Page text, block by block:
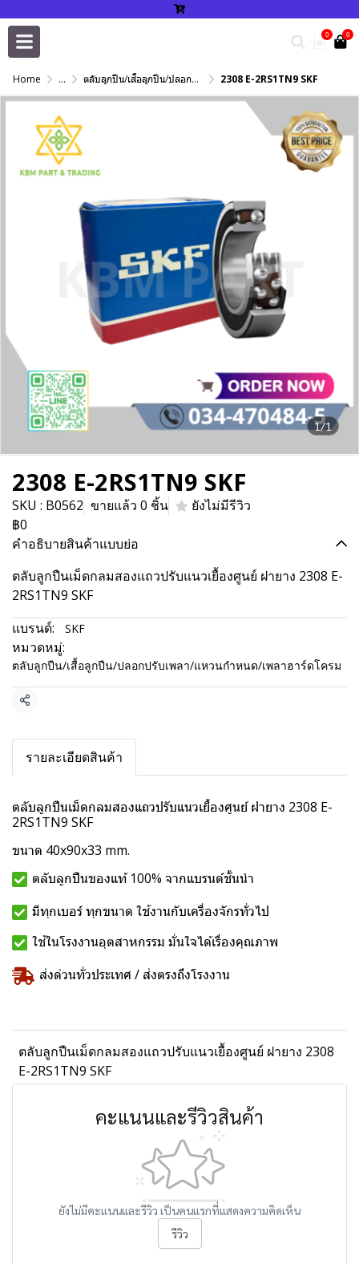
0 0
Home ... ตลับลูกปืน/เสื้อลูกปืน/ปลอกปรับเพลา/แหวนกำหนด/เพลาฮาร์ดโครม 2308 E-2RS1TN9 SKF
1/1
2308 E-2RS1TN9 SKF
SKU : B0562 ขายแล้ว 0 ชิ้น
ยังไม่มีรีวิว
฿0
คำอธิบายสินค้าแบบย่อ
ตลับลูกปืนเม็ดกลมสองแถวปรับแนวเยื้องศูนย์ ฝายาง 2308 E-
2RS1TN9 SKF
แบรนด์:
SKF
หมวดหมู่:
ตลับลูกปืน/เสื้อลูกปืน/ปลอกปรับเพลา/แหวนกำหนด/เพลาฮาร์ดโครม
แชร์
รายละเอียดสินค้า
ตลับลูกปืนเม็ดกลมสองแถวปรับแนวเยื้องศูนย์ ฝายาง 2308 E-
2RS1TN9 SKF
ขนาด 40x90x33 mm.
ตลับลูกปืนของแท้ 100% จากแบรนด์ชั้นนำ
มีทุกเบอร์ ทุกขนาด ใช้งานกับเครื่องจักรทั่วไป
ใช้ในโรงงานอุตสาหกรรม มั่นใจได้เรื่องคุณภาพ
ส่งด่วนทั่วประเทศ / ส่งตรงถึงโรงงาน
ตลับลูกปืนเม็ดกลมสองแถวปรับแนวเยื้องศูนย์ ฝายาง 2308
E-2RS1TN9 SKF
คะแนนและรีวิวสินค้า
ยังไม่มีคะแนนและรีวิว เป็นคนแรกที่แสดงความคิดเห็น
รีวิว